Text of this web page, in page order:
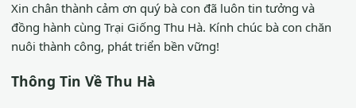
Xin chân thành cảm ơn quý bà con đã luôn tin tưởng và
đồng hành cùng Trại Giống Thu Hà. Kính chúc bà con chăn
nuôi thành công, phát triển bền vững!
Thông Tin Về Thu Hà